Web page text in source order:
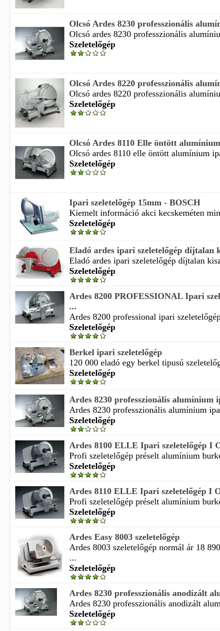
Olcsó Ardes 8230 professzionális
Olcsó ardes 8230 professzionális
Szeletelőgép
Olcsó Ardes 8220 professzionális
Olcsó ardes 8220 professzionális
Szeletelőgép
Olcsó Ardes 8110 Elle öntött
Olcsó ardes 8110 elle öntött alumínium
Szeletelőgép
Ipari szeletelőgép 15mm - BOSCH
Kiemelt információ akci kecskeméten
Szeletelőgép
Eladó ardes ipari szeletelőgép díjtalan
Eladó ardes ipari szeletelőgép díjtalan
Szeletelőgép
Ardes 8200 PROFESSIONAL Ipari
...
Ardes 8200 professional ipari
Szeletelőgép
Berkel ipari szeletelőgép
120 000 eladó egy berkel tipusú
Szeletelőgép
Ardes 8230 professzionális alumínium
Ardes 8230 professzionális alumínium
Szeletelőgép
Ardes 8100 ELLE Ipari szeletelőgép I
Profi szeletelőgép préselt alumínium
Szeletelőgép
Ardes 8110 ELLE Ipari szeletelőgép I
Profi szeletelőgép préselt alumínium
Szeletelőgép
Ardes Easy 8003 szeletelőgép
Ardes 8003 szeletelőgép normál ár 18
...
Szeletelőgép
Ardes 8230 professzionális anodizált
Ardes 8230 professzionális anodizált
Szeletelőgép